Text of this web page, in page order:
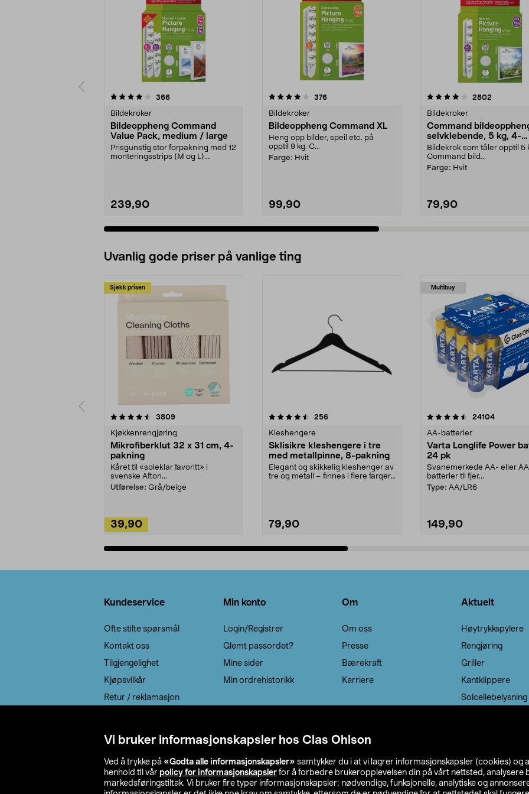
Vi bruker informasjonskapsler hos Clas Ohlson
Ved å trykke på «Godta alle informasjonskapsler» samtykker du i at vi lagrer informasjonskapsler (cookies) og
henhold til vår policy for informasjonskapsler for å forbedre brukeropplevelsen din på vårt nettsted, analysere
markedsføringstiltak. Vi bruker fire typer informasjonskapsler: nødvendige, funksjonelle, analytiske og
366anmeldelser
Bildekroker
Bildeoppheng Command
Value Pack, medium / large
Prisgunstig stor forpakning med 12
monteringsstrips (M og L).
239,90
4.0 av 5 stjerner 376anmeldelser
Bildekroker
Bildeoppheng Command XL
Heng opp bilder, speil etc. på
opptil 9 kg. C...
Farge: Hvit
99,90
4.0 av 5 stjerner 2802
Bildekroker
Command
selvklebende, 5 kg, 4-
pakning
Bildekrok som tåler opptil 5
Command bild...
Farge: Hvit
79,90
4.0 av 5 stjerner
Uvanlig gode priser på vanlige ting
Sjekk prisen
3809anmeldelser
Kjøkkenrengjøring
Mikrofiberklut 32 x 31 cm, 4-
pakning
Kåret til «soleklar favoritt» i
svenske Afton...
Utførelse: Grå/beige
39,90
4.5av 5 stjerner 256anmeldelser
Kleshengere
Sklisikre kleshengere i tre
med metallpinne, 8-pakning
Elegant og skikkelig kleshenger av
tre og metall – finnes i flere farger.
79,90
Multibuy
4.5av 5 stjerner 24104
AA-batterier
Varta Longlife Power
24 pk
Svanemerkede AA- eller
batterier til fjer...
Type: AA/LR6
149,90
4.5av 5 stjerner
Kundeservice
Ofte stilte spørsmål
Kontakt oss
Tilgjengelighet
Kjøpsvilkår
Retur / reklamasjon
Min konto
Login/Registrer
Glemt passordet?
Mine sider
Min ordrehistorikk
Om
Om oss
Presse
Bærekraft
Karriere
Aktuelt
Høytrykkspylere
Rengjøring
Griller
Kantklippere
Solcellebelysning